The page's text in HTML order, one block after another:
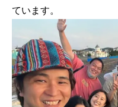
ています。